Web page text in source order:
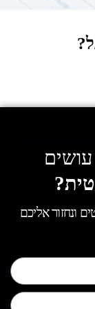
ונחזור אליכם